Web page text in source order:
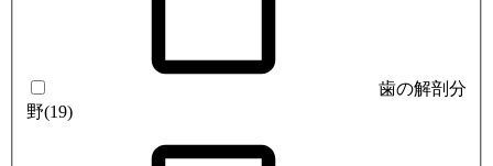
歯の解剖分
野(19)